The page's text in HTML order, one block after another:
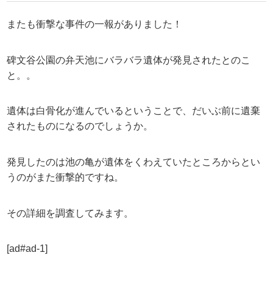
またも衝撃な事件の一報がありました！
碑文谷公園の弁天池にバラバラ遺体が発見されたとのこ
と。。
遺体は白骨化が進んでいるということで、だいぶ前に遺棄
されたものになるのでしょうか。
発見したのは池の亀が遺体をくわえていたところからとい
うのがまた衝撃的ですね。
その詳細を調査してみます。
[ad#ad-1]